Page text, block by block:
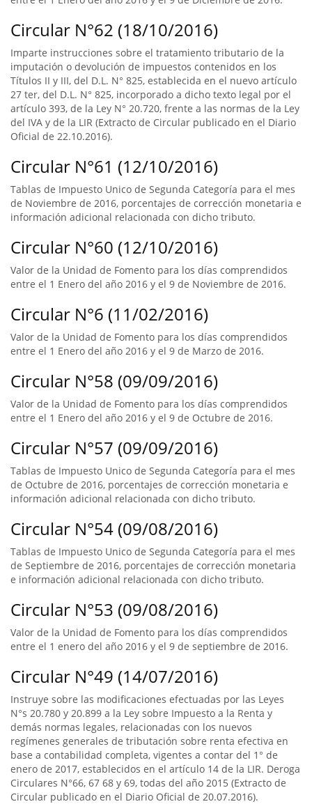
Circular N°62 (18/10/2016)
Imparte instrucciones sobre el tratamiento tributario de la
imputación o devolución de impuestos contenidos en los
Títulos II y III, del D.L. N° 825, establecida en el nuevo artículo
27 ter, del D.L. N° 825, incorporado a dicho texto legal por el
artículo 393, de la Ley N° 20.720, frente a las normas de la Ley
del IVA y de la LIR (Extracto de Circular publicado en el Diario
Oficial de 22.10.2016).
Circular N°61 (12/10/2016)
Tablas de Impuesto Unico de Segunda Categoría para el mes
de Noviembre de 2016, porcentajes de corrección monetaria e
información adicional relacionada con dicho tributo.
Circular N°60 (12/10/2016)
Valor de la Unidad de Fomento para los días comprendidos
entre el 1 Enero del año 2016 y el 9 de Noviembre de 2016.
Circular N°6 (11/02/2016)
Valor de la Unidad de Fomento para los días comprendidos
entre el 1 Enero del año 2016 y el 9 de Marzo de 2016.
Circular N°58 (09/09/2016)
Valor de la Unidad de Fomento para los días comprendidos
entre el 1 Enero del año 2016 y el 9 de Octubre de 2016.
Circular N°57 (09/09/2016)
Tablas de Impuesto Unico de Segunda Categoría para el mes
de Octubre de 2016, porcentajes de corrección monetaria e
información adicional relacionada con dicho tributo.
Circular N°54 (09/08/2016)
Tablas de Impuesto Unico de Segunda Categoría para el mes
de Septiembre de 2016, porcentajes de corrección monetaria
e información adicional relacionada con dicho tributo.
Circular N°53 (09/08/2016)
Valor de la Unidad de Fomento para los días comprendidos
entre el 1 enero del año 2016 y el 9 de septiembre de 2016.
Circular N°49 (14/07/2016)
Instruye sobre las modificaciones efectuadas por las Leyes
N°s 20.780 y 20.899 a la Ley sobre Impuesto a la Renta y
demás normas legales, relacionadas con los nuevos
regímenes generales de tributación sobre renta efectiva en
base a contabilidad completa, vigentes a contar del 1° de
enero de 2017, establecidos en el artículo 14 de la LIR. Deroga
Circulares N°66, 67 68 y 69, todas del año 2015 (Extracto de
Circular publicado en el Diario Oficial de 20.07.2016).